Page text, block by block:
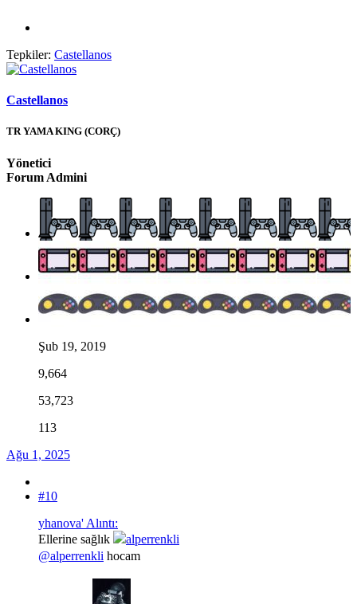
Tepkiler: Castellanos
Castellanos
TR YAMA KING (CORÇ)
Yönetici
Forum Admini
Şub 19, 2019
9,664
53,723
113
Ağu 1, 2025
#10
yhanova' Alıntı:
Ellerine sağlık
@alperrenkli hocam